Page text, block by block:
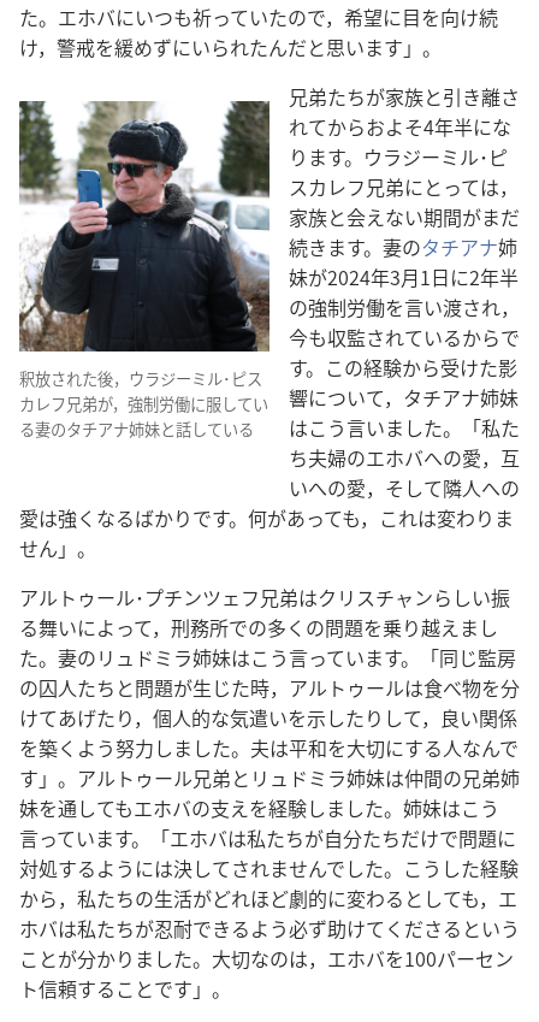
た。エホバにいつも祈っていたので，希望に目を向け続
け，警戒を緩めずにいられたんだと思います」。
釈放された後，ウラジーミル･ピス
カレフ兄弟が，強制労働に服してい
る妻のタチアナ姉妹と話している
兄弟たちが家族と引き離さ
れてからおよそ4年半にな
ります。ウラジーミル･ピ
スカレフ兄弟にとっては，
家族と会えない期間がまだ
続きます。妻のタチアナ姉
妹が2024年3月1日に2年半
の強制労働を言い渡され，
今も収監されているからで
す。この経験から受けた影
響について，タチアナ姉妹
はこう言いました。「私た
ち夫婦のエホバへの愛，互
いへの愛，そして隣人への
愛は強くなるばかりです。何があっても，これは変わりま
せん」。
アルトゥール･プチンツェフ兄弟はクリスチャンらしい振
る舞いによって，刑務所での多くの問題を乗り越えまし
た。妻のリュドミラ姉妹はこう言っています。「同じ監房
の囚人たちと問題が生じた時，アルトゥールは食べ物を分
けてあげたり，個人的な気遣いを示したりして，良い関係
を築くよう努力しました。夫は平和を大切にする人なんで
す」。アルトゥール兄弟とリュドミラ姉妹は仲間の兄弟姉
妹を通してもエホバの支えを経験しました。姉妹はこう
言っています。「エホバは私たちが自分たちだけで問題に
対処するようには決してされませんでした。こうした経験
から，私たちの生活がどれほど劇的に変わるとしても，エ
ホバは私たちが忍耐できるよう必ず助けてくださるという
ことが分かりました。大切なのは，エホバを100パーセン
ト信頼することです」。